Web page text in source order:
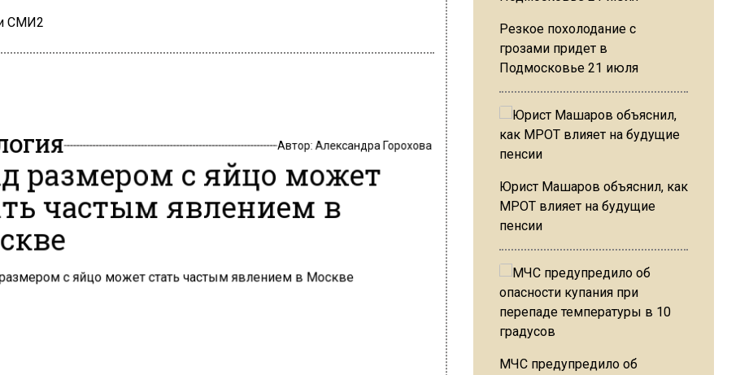
СМИ2
Автор: Александра Горохова
размером с яйцо может
частым явлением в
Резкое похолодание с
грозами придет в
Подмосковье 21 июля
Юрист Машаров объяснил, как
МРОТ влияет на будущие
пенсии
МЧС предупредило об